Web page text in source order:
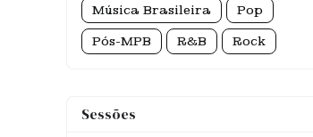
Música Brasileira Pop
Pós-MPB R&B Rock
Sessões